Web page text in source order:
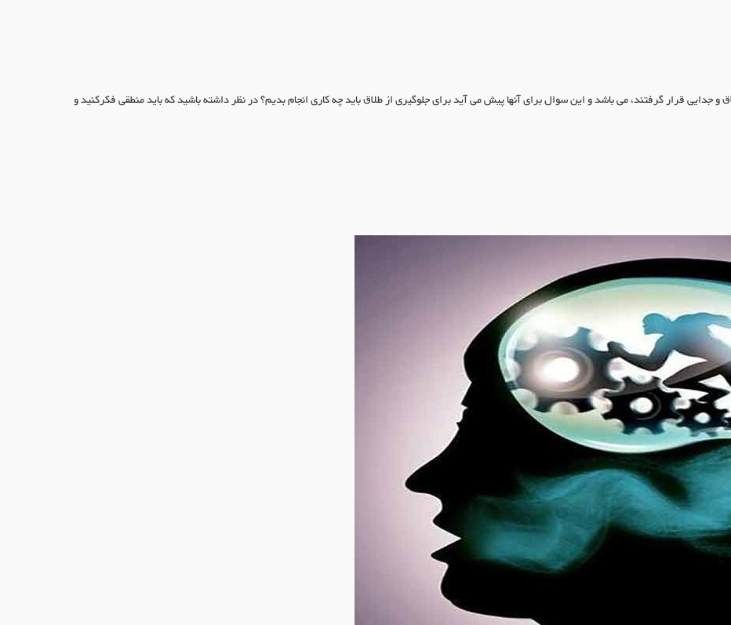
جدایی قرار گرفتند، می باشد و این سوال برای آنها پیش می آید برای جلوگیری از طلاق باید چه کاری انجام بدیم؟ در نظر داشته باشید که باید منطقی فکرکنید و